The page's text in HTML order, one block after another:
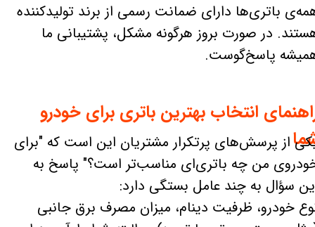
انتخاب بهترین باتری برای خودرو
از پرسش‌های پرتکرار مشتریان این است که "برای
من چه باتری‌ای مناسب‌تر است؟" پاسخ به
سؤال به چند عامل بستگی دارد:
خودرو، ظرفیت دینام، میزان مصرف برق جانبی
باتری‌ها دارای ضمانت رسمی از برند تولیدکننده
در صورت بروز هرگونه مشکل، پشتیبانی ما
پاسخ‌گوست.